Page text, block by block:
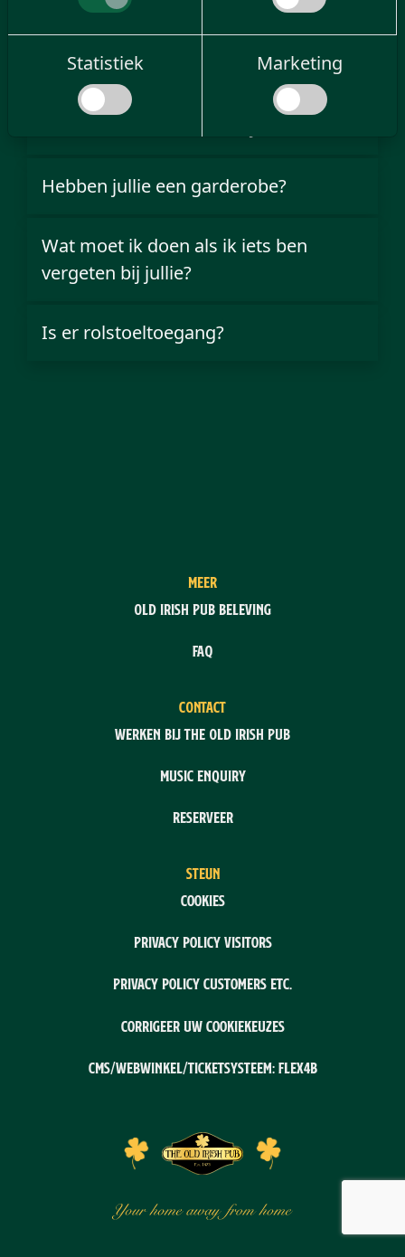
Statistiek Marketing
Hoe kom ik met het openbaar vervoer
bij Old Irish Pub?
Hebben jullie een garderobe?
Wat moet ik doen als ik iets ben
vergeten bij jullie?
Is er rolstoeltoegang?
MEER
Old Irish Pub Beleving
FAQ
CONTACT
Werken bij The Old Irish Pub
Music enquiry
Reserveer
STEUN
Cookies
Privacy policy visitors
Privacy policy customers etc.
Corrigeer uw cookiekeuzes
CMS/webwinkel/ticketsysteem: Flex4B